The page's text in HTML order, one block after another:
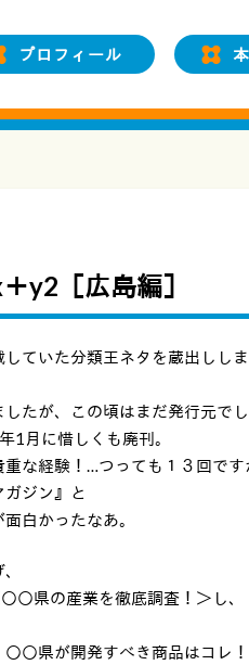
プロフィール
y2［広島編］
ていた分類王ネタを蔵出ししま
たが、この頃はまだ発行元でし
1月に惜しくも廃刊。
な経験！…つっても１３回です
ジン』と
白かったなあ。
県の産業を徹底調査！＞し、
県が開発すべき商品はコレ！